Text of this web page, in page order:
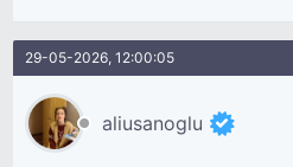
29-05-2026, 12:00:05
aliusanoglu